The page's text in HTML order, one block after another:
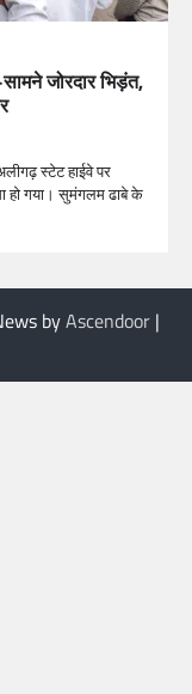
जोरदार भिड़ंत,
स्टेट हाईवे पर
हो गया। सुमंगलम ढाबे के
byAscendoor |